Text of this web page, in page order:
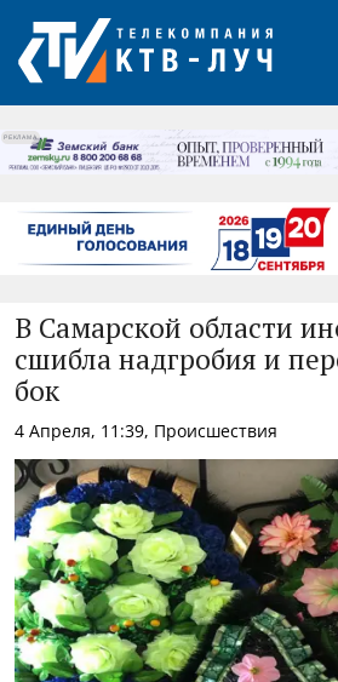
РЕКЛАМА
В Самарской области
сшибла надгробия и
бок
4 Апреля, 11:39, Происшествия